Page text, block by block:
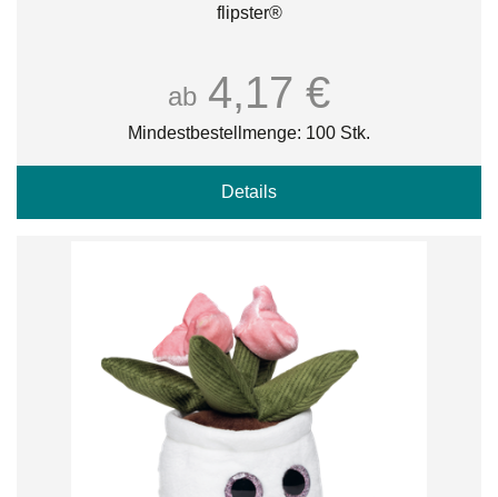
flipster®
ab 4,17 €
Mindestbestellmenge: 100 Stk.
Details